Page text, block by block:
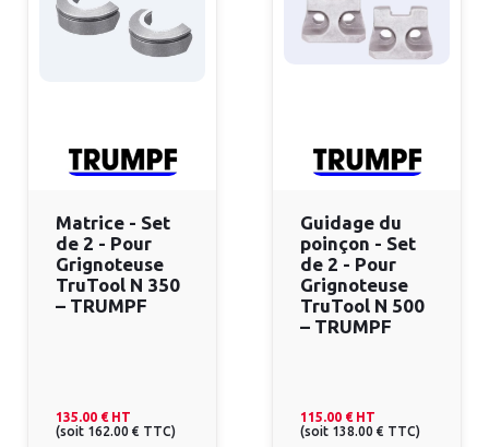
Matrice - Set
de 2 - Pour
Grignoteuse
TruTool N 350
– TRUMPF
135.00 € HT
(soit 162.00 € TTC)
Guidage du
poinçon - Set
de 2 - Pour
Grignoteuse
TruTool N 500
– TRUMPF
115.00 € HT
(soit 138.00 € TTC)